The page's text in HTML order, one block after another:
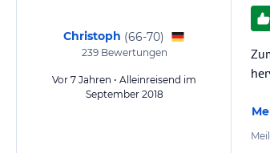
Christoph (66-70)
239Bewertungen
Vor 7 Jahren • Alleinreisend im
September 2018